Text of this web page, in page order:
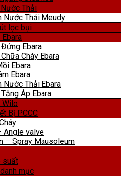
Thải
Nước Thải Meudy
lọc bụi
Đứng Ebara
Cháy Ebara
Ebara
Ebara
Nước Thải Ebara
Áp Ebara
Wilo
Bị PCCC
Angle valve
– Spray Mausoleum
suất
mục